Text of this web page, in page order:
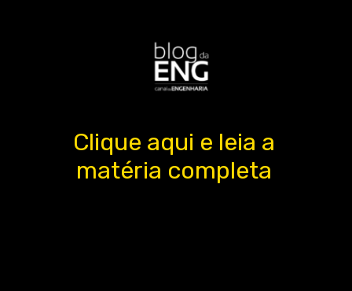
Clique aqui e leia a
matéria completa